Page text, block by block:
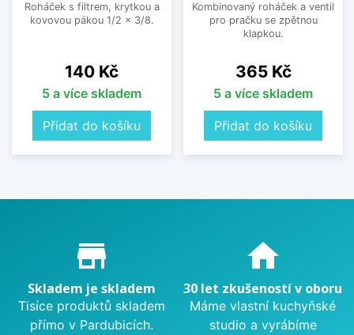
Roháček s filtrem, krytkou a
kovovou pákou 1/2 x 3/8.
Cena
140 Kč
5 a více skladem
Přidat do košíku
Kombinovaný roháček a ventil
pro pračku se zpětnou
klapkou.
Cena
365 Kč
5 a více skladem
Přidat do košíku
Proč nakupovat u nás?
store_mall_directory
Skladem je skladem
Tisíce produktů skladem
přímo v Pardubicích.
home
30 let zkušeností v oboru
Máme vlastní kuchyňské
studio a vyrábíme